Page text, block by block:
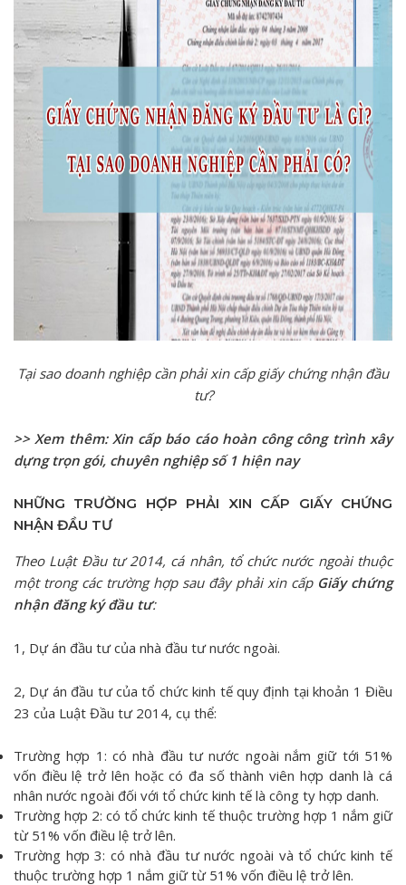
Tại sao doanh nghiệp cần phải xin cấp giấy chứng nhận đầu
tư?
>> Xem thêm: Xin cấp báo cáo hoàn công công trình xây
dựng trọn gói, chuyên nghiệp số 1 hiện nay
NHỮNG TRƯỜNG HỢP PHẢI XIN CẤP GIẤY CHỨNG
NHẬN ĐẦU TƯ
Theo Luật Đầu tư 2014, cá nhân, tổ chức nước ngoài thuộc
một trong các trường hợp sau đây phải xin cấp Giấy chứng
nhận đăng ký đầu tư:
1, Dự án đầu tư của nhà đầu tư nước ngoài.
2, Dự án đầu tư của tổ chức kinh tế quy định tại khoản 1 Điều
23 của Luật Đầu tư 2014, cụ thể:
Trường hợp 1: có nhà đầu tư nước ngoài nắm giữ tới 51%
vốn điều lệ trở lên hoặc có đa số thành viên hợp danh là cá
nhân nước ngoài đối với tổ chức kinh tế là công ty hợp danh.
Trường hợp 2: có tổ chức kinh tế thuộc trường hợp 1 nắm giữ
từ 51% vốn điều lệ trở lên.
Trường hợp 3: có nhà đầu tư nước ngoài và tổ chức kinh tế
thuộc trường hợp 1 nắm giữ từ 51% vốn điều lệ trở lên.